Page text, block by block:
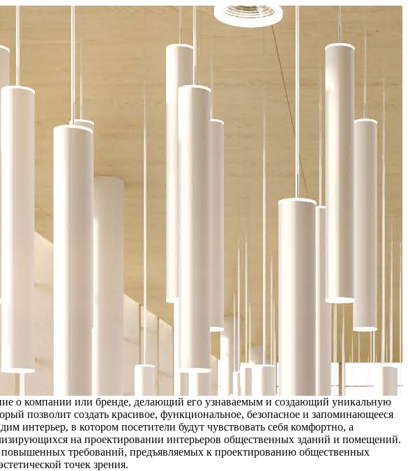
о компании или бренде, делающий его узнаваемым и создающий уникальную
позволит создать красивое, функциональное, безопасное и запоминающееся
в котором посетители будут чувствовать себя комфортно, а
на проектировании интерьеров общественных зданий и помещений.
требований, предъявляемых к проектированию общественных
точек зрения.